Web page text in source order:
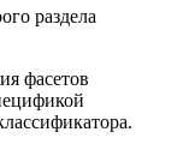
раздела
фасетов